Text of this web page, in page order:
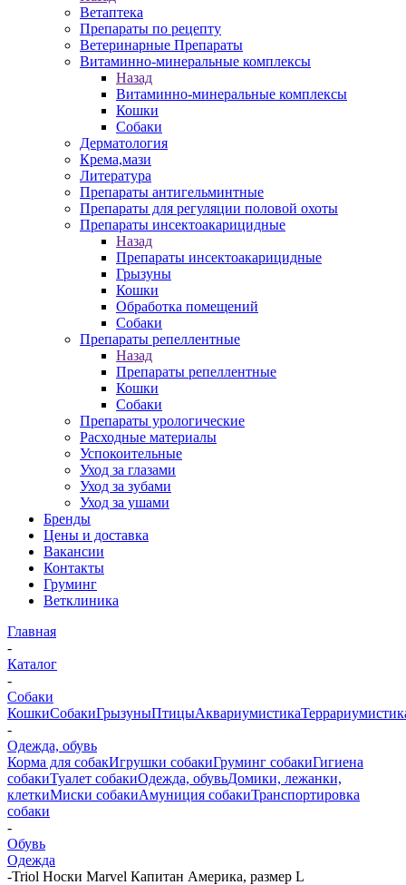
Ветаптека
Препараты по рецепту
Ветеринарные Препараты
Витаминно-минеральные комплексы
Назад
Витаминно-минеральные комплексы
Кошки
Собаки
Дерматология
Крема,мази
Литература
Препараты антигельминтные
Препараты для регуляции половой охоты
Препараты инсектоакарицидные
Назад
Препараты инсектоакарицидные
Грызуны
Кошки
Обработка помещений
Собаки
Препараты репеллентные
Назад
Препараты репеллентные
Кошки
Собаки
Препараты урологические
Расходные материалы
Успокоительные
Уход за глазами
Уход за зубами
Уход за ушами
Бренды
Цены и доставка
Вакансии
Контакты
Груминг
Ветклиника
Главная
-
Каталог
-
Собаки
КошкиСобакиГрызуныПтицыАквариумистика
-
Одежда, обувь
Корма для собакИгрушки собакиГруминг собакиГигиена
собакиТуалет собакиОдежда, обувьДомики, лежанки,
клеткиМиски собакиАмуниция собакиТранспортировка
собаки
-
Обувь
Одежда
-Triol Носки Marvel Капитан Америка, размер L